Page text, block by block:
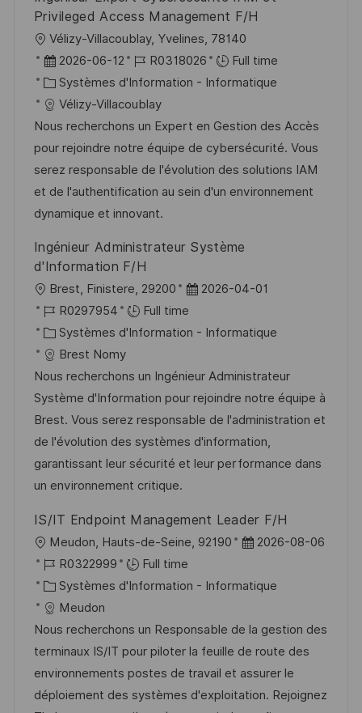
Privileged Access Management F/H
o
c
a
l
i
s
a
t
o
Vélizy-Villacoublay, Yvelines, 78140
D
a
t
e
d
’
a
f
i
a
e
2026-06-12
R
é
f
é
r
e
n
c
d
p
o
R0318026
Full time
C
a
t
é
g
o
r
e
Systèmes d'Information - Informatique
Vélizy-Villacoublay
Nous recherchons un Expert en Gestion des Accès
pour rejoindre notre équipe de cybersécurité. Vous
serez responsable de l'évolution des solutions IAM
et de l'authentification au sein d'un environnement
dynamique et innovant.
Ingénieur Administrateur Système
d'Information F/H
o
c
a
l
i
s
a
t
i
n
Brest, Finistere, 29200
D
a
t
d
’
a
f
f
h
a
g
e
2026-04-01
R
é
f
é
r
e
n
c
e
u
p
o
s
t
e
R0297954
Full time
C
a
t
é
g
o
r
i
Systèmes d'Information - Informatique
Brest Nomy
Nous recherchons un Ingénieur Administrateur
Système d'Information pour rejoindre notre équipe à
Brest. Vous serez responsable de l'administration et
de l'évolution des systèmes d'information,
garantissant leur sécurité et leur performance dans
un environnement critique.
IS/IT Endpoint Management Leader F/H
o
c
a
l
i
s
a
Meudon, Hauts-de-Seine, 92190
D
t
d
’
a
f
2026-08-06
R
é
f
é
r
e
n
R0322999
Full time
C
a
t
é
g
o
Systèmes d'Information - Informatique
Meudon
Nous recherchons un Responsable de la gestion des
terminaux IS/IT pour piloter la feuille de route des
environnements postes de travail et assurer le
déploiement des systèmes d'exploitation. Rejoignez